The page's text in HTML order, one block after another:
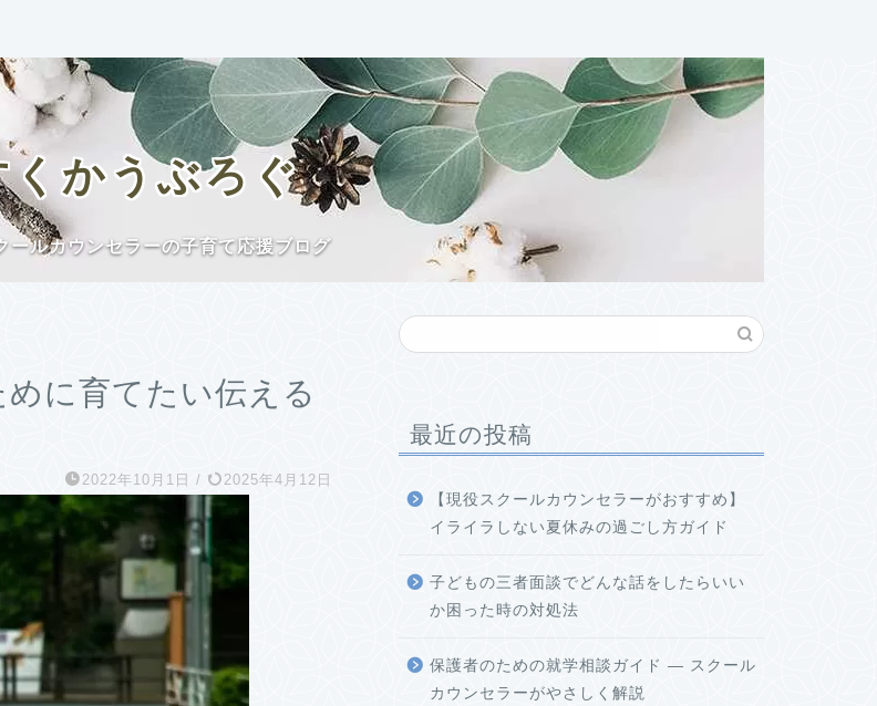
くかうぶろぐ
ールカウンセラーの子育て応援ブログ
に育てたい伝える
2022年10月1日 / 2025年4月12日
最近の投稿
【現役スクールカウンセラーがおすすめ】
イライラしない夏休みの過ごし方ガイド
子どもの三者面談でどんな話をしたらいい
か困った時の対処法
保護者のための就学相談ガイド ― スクール
カウンセラーがやさしく解説